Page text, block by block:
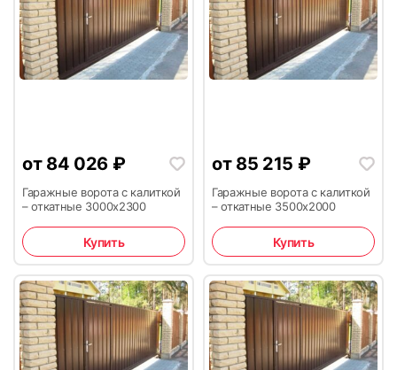
от 84 026 ₽
Гаражные ворота с калиткой
– откатные 3000х2300
Купить
от 85 215 ₽
Гаражные ворота с калиткой
– откатные 3500х2000
Купить